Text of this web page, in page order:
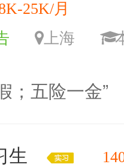
25K/月
上海
；五险一金”
生